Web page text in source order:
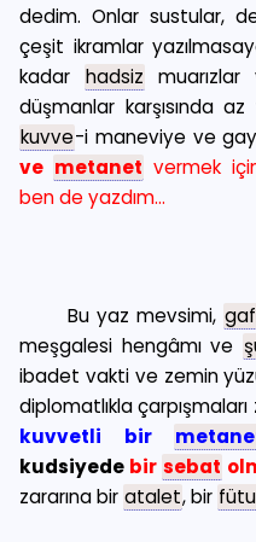
dedim. Onlar sustular,
çeşit ikramlar
kadar hadsiz
düşmanlar karşısında
kuvve-i maneviye ve
ve metanet vermek
ben de yazdım…
Bu yaz mevsimi,
meşgalesi hengâmı ve
ibadet vakti ve zemin
diplomatlıkla
kuvvetli bir
kudsiyede bir sebat
zararına bir atalet, bir